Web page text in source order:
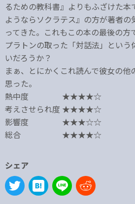
るための教科書』よりもふざけた本
ようならソクラテス』の方が著者の
ってきた。これもこの本の最後の方
プラトンの取った「対話法」という
いだろうか？
まぁ、とにかくこれ読んで彼女の他
思った。
熱中度 ★★★★☆
考えさせられ度 ★★★★☆
影響度 ★★★☆☆
総合 ★★★★☆
シェア